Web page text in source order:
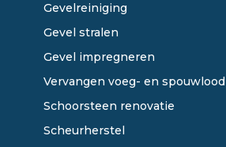
Gevelreiniging
Gevel stralen
Gevel impregneren
Vervangen voeg- en spouwlood
Schoorsteen renovatie
Scheurherstel